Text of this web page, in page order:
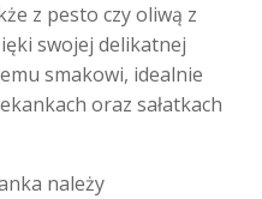
z pesto czy oliwą z
swojej delikatnej
smakowi, idealnie
oraz sałatkach
należy